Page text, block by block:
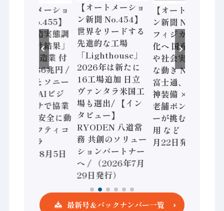
【オートメーショ
ン新聞 No.455】
「経済構造実態調
査二次集計結果」
2024年製造業 付
加価値額86兆円 /
三菱電機とソニー
セミコン AIビジ
ョンセンサで協業
/ IDEC、安全に動
かすセーフティコ
ントローラ
（2026年8月5日
【オートメーショ
ン新聞 No.454】
世界をリードする
先進的な工場
「Lighthouse」
2026年は新たに
16工場追加 日立
ヴァンタラ米国工
場も選出/ 【イン
タビュー】
RYODEN 八道常
務 共創のソリュー
ションパートナー
へ / （2026年7月
29日発行）
【オートメーショ
ン新聞 No.453】
フィジカルAI本格
化へ 国産AI開発
や社会実装に活発
な動き Noetra、
富士通、日立 / 兵
神装備 × HMS、
老舗ポンプメーカ
ーが挑むデータ活
用 など（2026年7
月22日発行）
最新号＆バックナンバー一覧